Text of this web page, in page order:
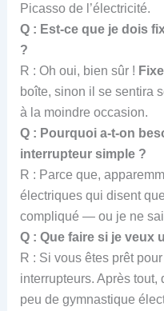
Picasso de l’électricité.
Q : Est-ce que je dois
?
R : Oh oui, bien sûr !
boîte, sinon il se sentira
à la moindre occasion.
Q : Pourquoi a-t-on
interrupteur simple ?
R : Parce que,
électriques qui disent
compliqué — ou je ne
Q : Que faire si je veux
R : Si vous êtes prêt
interrupteurs. Après
peu de gymnastique